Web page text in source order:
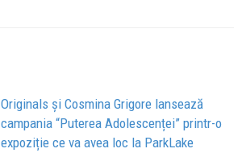
Originals și Cosmina Grigore lansează
campania “Puterea Adolescenței” printr-o
expoziție ce va avea loc la ParkLake